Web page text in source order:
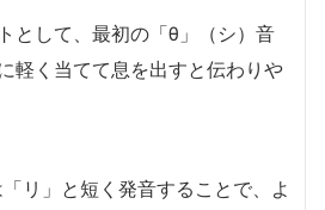
として、最初の「θ」（シ）音
軽く当てて息を出すと伝わりや
リ」と短く発音することで、よ